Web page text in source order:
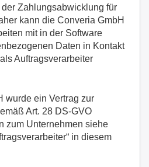
Zahlungsabwicklung für
kann die Converia GmbH
mit in der Software
Daten in Kontakt
Auftragsverarbeiter
wurde ein Vertrag zur
Art. 28 DS-GVO
zum Unternehmen siehe
in diesem